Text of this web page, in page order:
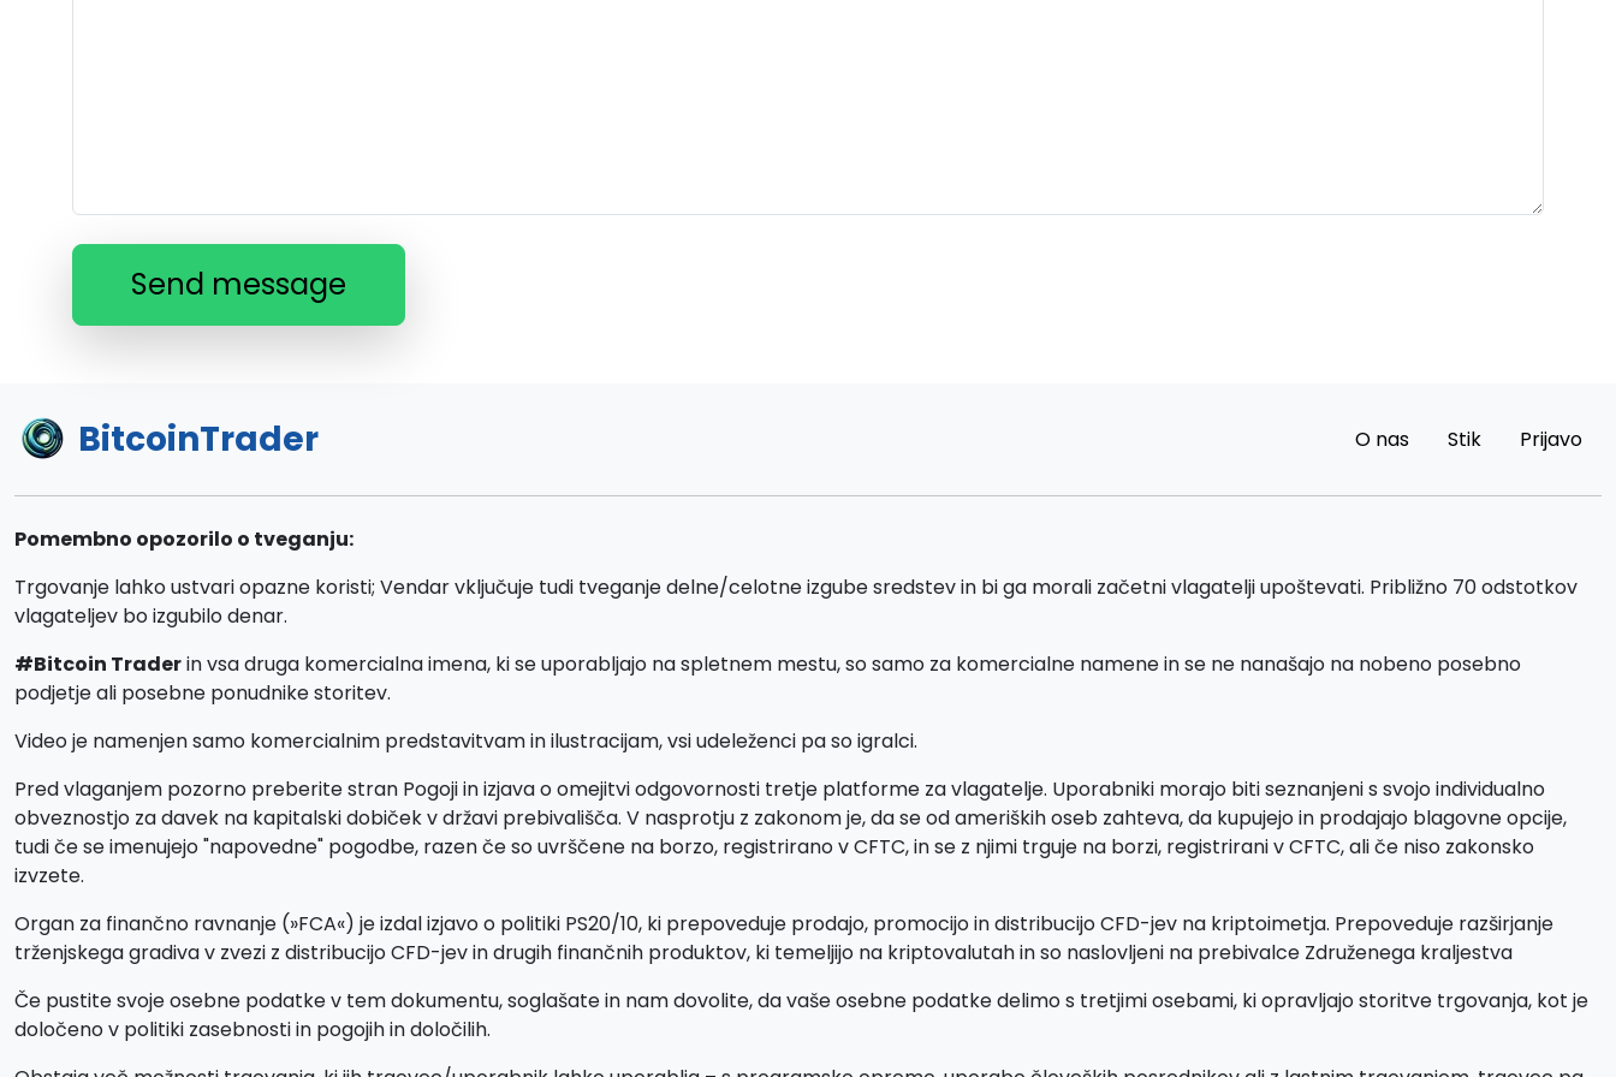
Send message
BitcoinTrader O nas Stik Prijavo
Pomembno opozorilo o tveganju:
Trgovanje lahko ustvari opazne koristi; Vendar vključuje tudi tveganje delne/celotne izgube sredstev in bi ga morali začetni vlagatelji upoštevati. Približno 70 odstotkov
vlagateljev bo izgubilo denar.
#Bitcoin Traderin vsa druga komercialna imena, ki se uporabljajo na spletnem mestu, so samo za komercialne namene in se ne nanašajo na nobeno posebno
podjetje ali posebne ponudnike storitev.
Video je namenjen samo komercialnim predstavitvam in ilustracijam, vsi udeleženci pa so igralci.
Pred vlaganjem pozorno preberite stran Pogoji in izjava o omejitvi odgovornosti tretje platforme za vlagatelje. Uporabniki morajo biti seznanjeni s svojo individualno
obveznostjo za davek na kapitalski dobiček v državi prebivališča. V nasprotju z zakonom je, da se od ameriških oseb zahteva, da kupujejo in prodajajo blagovne opcije,
tudi če se imenujejo "napovedne" pogodbe, razen če so uvrščene na borzo, registrirano v CFTC, in se z njimi trguje na borzi, registrirani v CFTC, ali če niso zakonsko
izvzete.
Organ za finančno ravnanje (»FCA«) je izdal izjavo o politiki PS20/10, ki prepoveduje prodajo, promocijo in distribucijo CFD-jev na kriptoimetja. Prepoveduje razširjanje
trženjskega gradiva v zvezi z distribucijo CFD-jev in drugih finančnih produktov, ki temeljijo na kriptovalutah in so naslovljeni na prebivalce Združenega kraljestva
Če pustite svoje osebne podatke v tem dokumentu, soglašate in nam dovolite, da vaše osebne podatke delimo s tretjimi osebami, ki opravljajo storitve trgovanja, kot je
določeno v politiki zasebnosti in pogojih in določilih.